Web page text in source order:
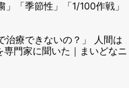
「季節性」「1/100作戦」
治療できないの？」 人間は
門家に聞いた｜まいどなニ